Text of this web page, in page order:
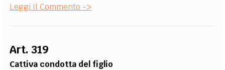
Leggi Il Commento ->
Art. 319
Cattiva condotta del figlio